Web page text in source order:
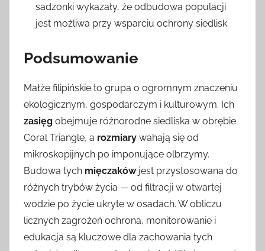
sadzonki wykazały, że odbudowa populacji
jest możliwa przy wsparciu ochrony siedlisk.
Podsumowanie
Małże filipińskie to grupa o ogromnym znaczeniu
ekologicznym, gospodarczym i kulturowym. Ich
zasięg obejmuje różnorodne siedliska w obrębie
Coral Triangle, a rozmiary wahają się od
mikroskopijnych po imponujące olbrzymy.
Budowa tych mięczakówjest przystosowana do
różnych trybów życia — od filtracji w otwartej
wodzie po życie ukryte w osadach. W obliczu
licznych zagrożeń ochrona, monitorowanie i
edukacja są kluczowe dla zachowania tych